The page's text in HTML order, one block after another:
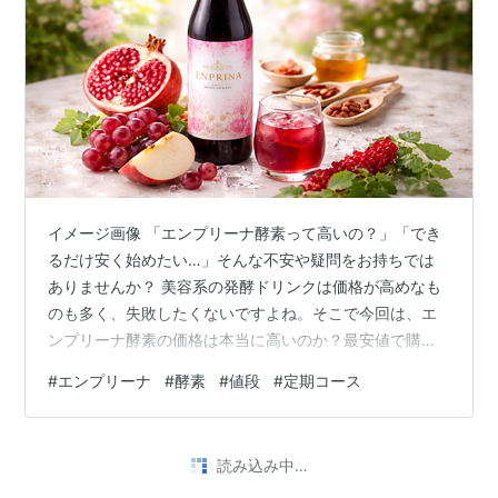
イメージ画像 「エンプリーナ酵素って高いの？」「でき
るだけ安く始めたい…」そんな不安や疑問をお持ちでは
ありませんか？ 美容系の発酵ドリンクは価格が高めなも
のも多く、失敗したくないですよね。そこで今回は、エ
ンプリーナ酵素の価格は本当に高いのか？最安値で購入
リーナ酵素の通常価格は高い？ 「エンプリーナ酵素っ
て、正直高いのかな…？」購入を検討していると、まず
と、エンプリーナ酵素の通常価格は6,480円（税込）で
#エンプリーナ #酵素 #値段 #定期コース
読み込み中…